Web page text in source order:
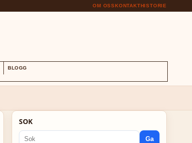
OM OSSKONTAKTHISTORIE
BLOGG
SOK
Ga